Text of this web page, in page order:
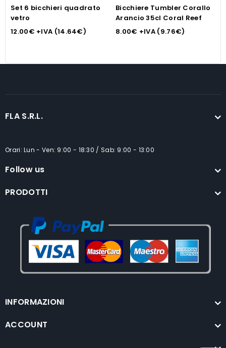
Set 6 bicchieri quadrato
vetro
12.00€ +IVA (14.64€)
Bicchiere Tumbler Corallo
Arancio 35cl Coral Reef
8.00€ +IVA (9.76€)
FLA S.R.L.
Orari: Lun - Ven: 9:00 - 18:30 / Sab: 9:00 - 13:00
Follow us
PRODOTTI
INFORMAZIONI
ACCOUNT